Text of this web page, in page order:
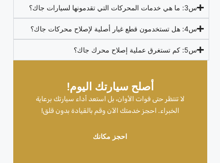
أصلح سيارتك اليوم!
لا تنتظر حتى فوات الأوان، بل استعد أداء سيارتك برعاية
الخبراء. احجز خدمتك الآن وقم بالقيادة بدون قلق!
احجز مكانك
س3: ما هي خدمات المحركات التي تقدمونها لسيارات جاك؟
س4: هل تستخدمون قطع غيار أصلية لإصلاح محركات جاك؟
س5: كم تستغرق عملية إصلاح محرك جاك؟